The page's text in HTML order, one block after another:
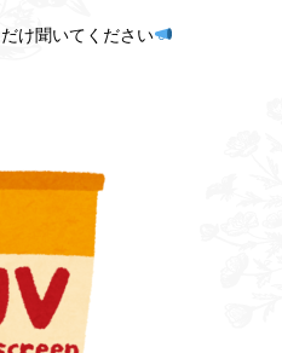
け聞いてください